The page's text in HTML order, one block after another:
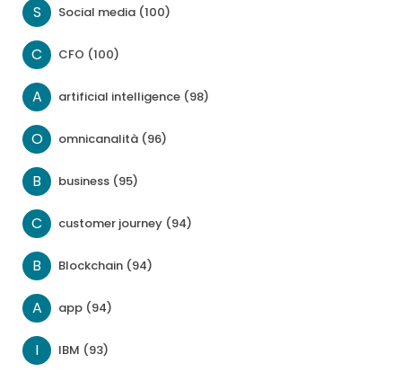
S Social media (100)
C CFO (100)
A artificial intelligence (98)
O omnicanalità (96)
B business (95)
C customer journey (94)
B Blockchain (94)
A app (94)
I IBM (93)